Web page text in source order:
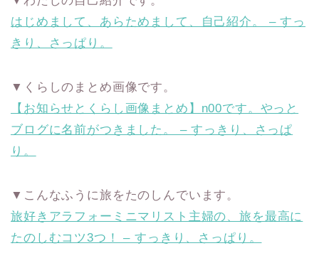
はじめまして、あらためまして、自己紹介。 – すっ
きり、さっぱり。
▼くらしのまとめ画像です。
【お知らせとくらし画像まとめ】n00です。やっと
ブログに名前がつきました。 – すっきり、さっぱ
り。
▼こんなふうに旅をたのしんでいます。
旅好きアラフォーミニマリスト主婦の、旅を最高に
たのしむコツ3つ！ – すっきり、さっぱり。